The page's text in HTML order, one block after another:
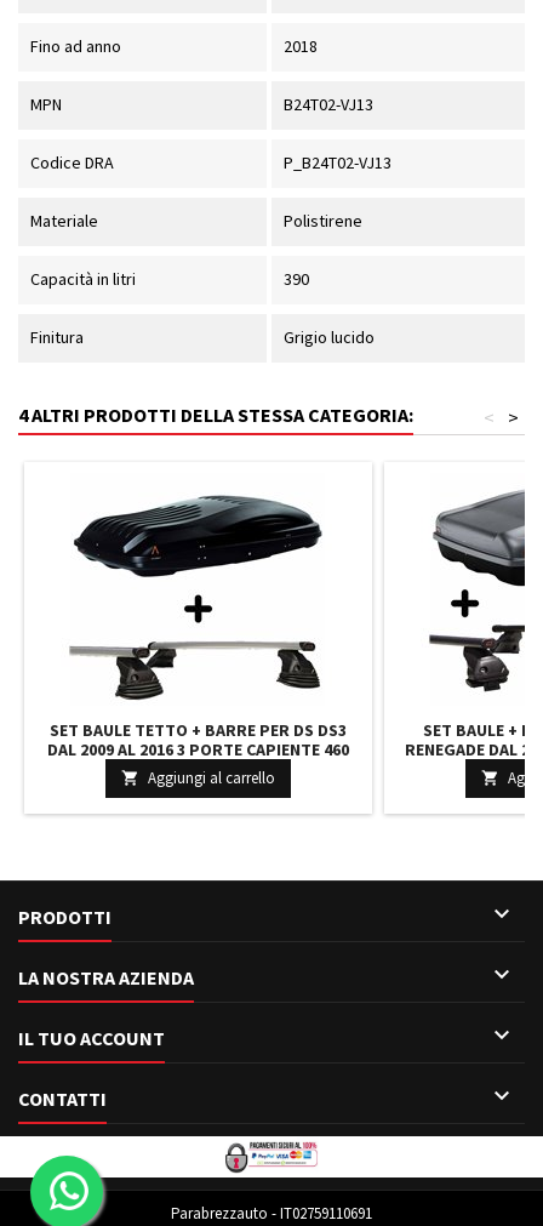
Fino ad anno 2018
MPN B24T02-VJ13
Codice DRA P_B24T02-VJ13
Materiale Polistirene
Capacità in litri 390
Finitura Grigio lucido
4 ALTRI PRODOTTI DELLA STESSA CATEGORIA: >
<
SET BAULE TETTO + BARRE PER DS DS3
DAL 2009 AL 2016 3 PORTE CAPIENTE 460
LITRI NERO CON 2 SERRATURE BARRE 110
CM C/KIT ATTACCHI
 Aggiungi al carrello
SET BAULE +
RENEGADE DAL
LITRI COLORE
127 CM

PRODOTTI 
LA NOSTRA AZIENDA 
IL TUO ACCOUNT 
CONTATTI 
Parabrezzauto - IT02759110691